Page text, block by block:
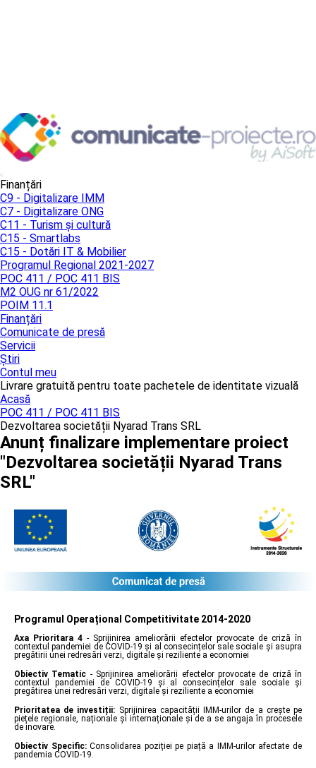
Finanțări
C9 - Digitalizare IMM
C7 - Digitalizare ONG
C11 - Turism și cultură
C15 - Smartlabs
C15 - Dotări IT & Mobilier
Programul Regional 2021-2027
POC 411 / POC 411 BIS
M2 OUG nr 61/2022
POIM 11.1
Finanțări
Comunicate de presă
Servicii
Știri
Contul meu
Livrare gratuită pentru toate pachetele de identitate vizuală
Acasă
POC 411 / POC 411 BIS
Dezvoltarea societății Nyarad Trans SRL
Anunț finalizare implementare proiect
"Dezvoltarea societății Nyarad Trans
SRL"
Programul Operațional Competitivitate 2014-2020
Axa Prioritara 4 - Sprijinirea ameliorării efectelor provocate de criză în
contextul pandemiei de COVID-19 și al consecințelor sale sociale și asupra
pregătirii unei redresări verzi, digitale și reziliente a economiei
Obiectiv Tematic - Sprijinirea ameliorării efectelor provocate de criză în
contextul pandemiei de COVID-19 și al consecințelor sale sociale și
pregătirea unei redresări verzi, digitale și reziliente a economiei
Prioritatea de investiții: Sprijinirea capacității IMM-urilor de a crește pe
piețele regionale, naționale și internaționale și de a se angaja în procesele
de inovare.
Obiectiv Specific:Consolidarea poziției pe piață a IMM-urilor afectate de
pandemia COVID-19.